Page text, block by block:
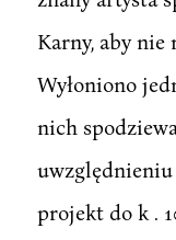
Karny, aby nie
Wyłoniono
nich
uwzględnieniu
projekt do k .